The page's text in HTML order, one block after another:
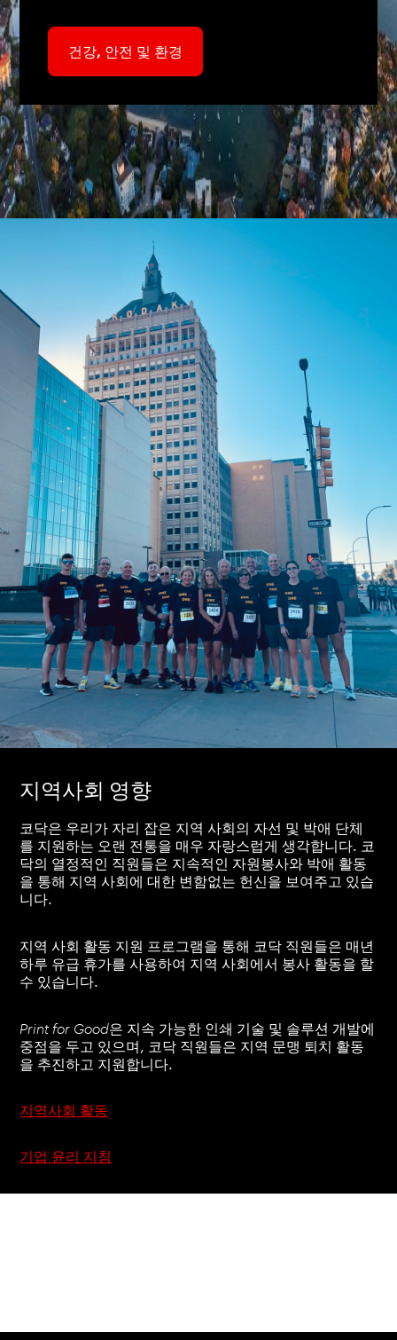
건강, 안전 및 환경
지역사회 영향
코닥은 우리가 자리 잡은 지역 사회의 자선 및 박애 단체
를 지원하는 오랜 전통을 매우 자랑스럽게 생각합니다. 코
닥의 열정적인 직원들은 지속적인 자원봉사와 박애 활동
을 통해 지역 사회에 대한 변함없는 헌신을 보여주고 있습
니다.
지역 사회 활동 지원 프로그램을 통해 코닥 직원들은 매년
하루 유급 휴가를 사용하여 지역 사회에서 봉사 활동을 할
수 있습니다.
Print for Good은 지속 가능한 인쇄 기술 및 솔루션 개발에
중점을 두고 있으며, 코닥 직원들은 지역 문맹 퇴치 활동
을 추진하고 지원합니다.
지역사회 활동
기업 윤리 지침